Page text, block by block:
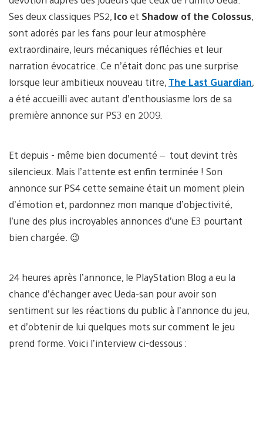
Ses deux classiques PS2, Icoet Shadow of the Colossus,
sont adorés par les fans pour leur atmosphère
extraordinaire, leurs mécaniques réfléchies et leur
narration évocatrice. Ce n’était donc pas une surprise
lorsque leur ambitieux nouveau titre, The Last Guardian,
a été accueilli avec autant d’enthousiasme lors de sa
première annonce sur PS3 en 2009.
Et depuis - même bien documenté – tout devint très
silencieux. Mais l’attente est enfin terminée ! Son
annonce sur PS4 cette semaine était un moment plein
d’émotion et, pardonnez mon manque d’objectivité,
l’une des plus incroyables annonces d’une E3 pourtant
bien chargée. 😉
24 heures après l’annonce, le PlayStation Blog a eu la
chance d’échanger avec Ueda-san pour avoir son
sentiment sur les réactions du public à l’annonce du jeu,
et d’obtenir de lui quelques mots sur comment le jeu
prend forme. Voici l’interview ci-dessous :